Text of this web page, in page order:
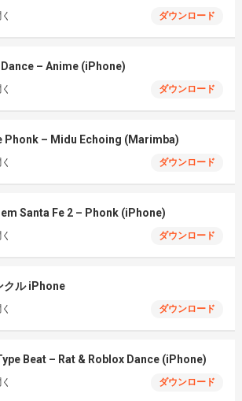
ダウンロード
– Anime (iPhone)
ダウンロード
Phonk – Midu Echoing (Marimba)
ダウンロード
Santa Fe 2 – Phonk (iPhone)
ダウンロード
クル iPhone
ダウンロード
Beat – Rat & Roblox Dance (iPhone)
ダウンロード